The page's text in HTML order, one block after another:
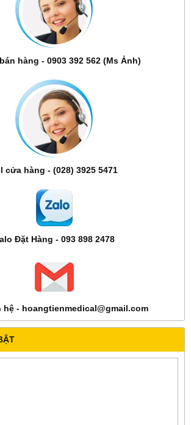
hàng - 0903 392 562 (Ms Ảnh)
cửa hàng - (028) 3925 5471
Đặt Hàng - 093 898 2478
hệ - hoangtienmedical@gmail.com